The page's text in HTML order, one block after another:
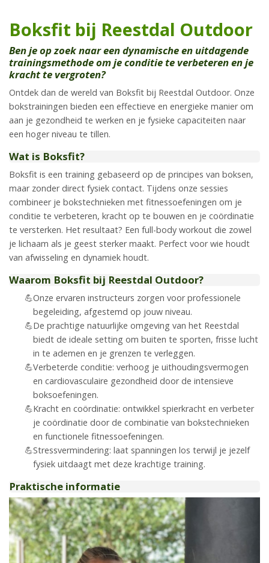
Boksfit bij Reestdal Outdoor
Ben je op zoek naar een dynamische en uitdagende
trainingsmethode om je conditie te verbeteren en je
kracht te vergroten?
Ontdek dan de wereld van Boksfit bij Reestdal Outdoor. Onze
bokstrainingen bieden een effectieve en energieke manier om
aan je gezondheid te werken en je fysieke capaciteiten naar
een hoger niveau te tillen.
Wat is Boksfit?
Boksfit is een training gebaseerd op de principes van boksen,
maar zonder direct fysiek contact. Tijdens onze sessies
combineer je bokstechnieken met fitnessoefeningen om je
conditie te verbeteren, kracht op te bouwen en je coördinatie
te versterken. Het resultaat? Een full-body workout die zowel
je lichaam als je geest sterker maakt. Perfect voor wie houdt
van afwisseling en dynamiek houdt.
Waarom Boksfit bij Reestdal Outdoor?
Onze ervaren instructeurs zorgen voor professionele
begeleiding, afgestemd op jouw niveau.
De prachtige natuurlijke omgeving van het Reestdal
biedt de ideale setting om buiten te sporten, frisse lucht
in te ademen en je grenzen te verleggen.
Verbeterde conditie: verhoog je uithoudingsvermogen
en cardiovasculaire gezondheid door de intensieve
boksoefeningen.
Kracht en coördinatie: ontwikkel spierkracht en verbeter
je coördinatie door de combinatie van bokstechnieken
en functionele fitnessoefeningen.
Stressvermindering: laat spanningen los terwijl je jezelf
fysiek uitdaagt met deze krachtige training.
Praktische informatie